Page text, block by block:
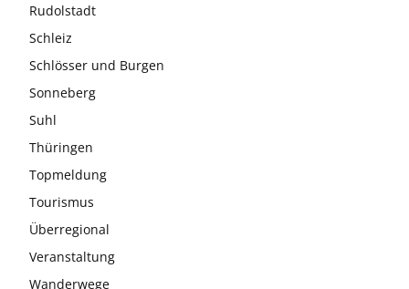
Rudolstadt
Schleiz
Schlösser und Burgen
Sonneberg
Suhl
Thüringen
Topmeldung
Tourismus
Überregional
Veranstaltung
Wanderwege